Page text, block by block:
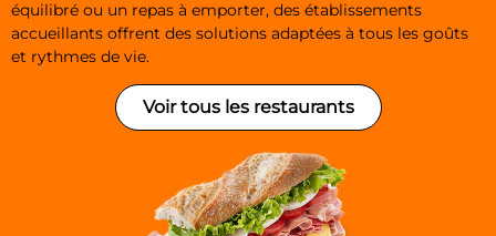
équilibré ou un repas à emporter, des établissements
accueillants offrent des solutions adaptées à tous les goûts
et rythmes de vie.
Voir tous les restaurants